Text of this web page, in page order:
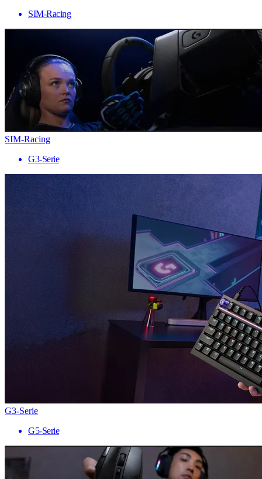
SIM-Racing
SIM-Racing
G3-Serie
G3-Serie
G5-Serie